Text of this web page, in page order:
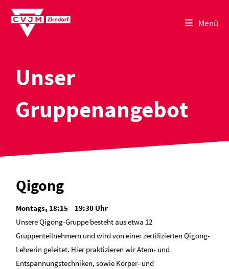
Inhalt
springen
Menü
Unser
Gruppenangebot
Qigong
Montags, 18:15 – 19:30 Uhr
Unsere Qigong-Gruppe besteht aus etwa 12
Gruppenteilnehmern und wird von einer zertifizierten Qigong-
Lehrerin geleitet. Hier praktizieren wir Atem- und
Entspannungstechniken, sowie Körper- und